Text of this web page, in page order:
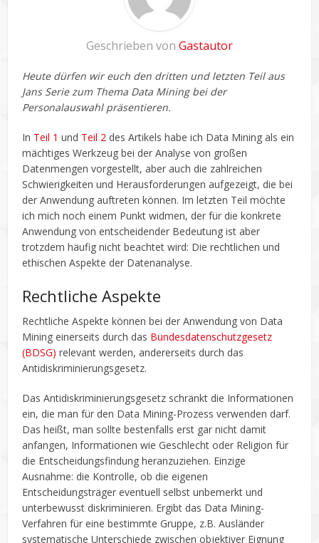
Geschrieben von Gastautor
Heute dürfen wir euch den dritten und letzten Teil aus
Jans Serie zum Thema Data Mining bei der
Personalauswahl präsentieren.
In Teil 1 und Teil 2 des Artikels habe ich Data Mining als ein
mächtiges Werkzeug bei der Analyse von großen
Datenmengen vorgestellt, aber auch die zahlreichen
Schwierigkeiten und Herausforderungen aufgezeigt, die bei
der Anwendung auftreten können. Im letzten Teil möchte
ich mich noch einem Punkt widmen, der für die konkrete
Anwendung von entscheidender Bedeutung ist aber
trotzdem häufig nicht beachtet wird: Die rechtlichen und
ethischen Aspekte der Datenanalyse.
Rechtliche Aspekte
Rechtliche Aspekte können bei der Anwendung von Data
Mining einerseits durch das Bundesdatenschutzgesetz
(BDSG) relevant werden, andererseits durch das
Antidiskriminierungsgesetz.
Das Antidiskriminierungsgesetz schränkt die Informationen
ein, die man für den Data Mining-Prozess verwenden darf.
Das heißt, man sollte bestenfalls erst gar nicht damit
anfangen, Informationen wie Geschlecht oder Religion für
die Entscheidungsfindung heranzuziehen. Einzige
Ausnahme: die Kontrolle, ob die eigenen
Entscheidungsträger eventuell selbst unbemerkt und
unterbewusst diskriminieren. Ergibt das Data Mining-
Verfahren für eine bestimmte Gruppe, z.B. Ausländer
systematische Unterschiede zwischen objektiver Eignung